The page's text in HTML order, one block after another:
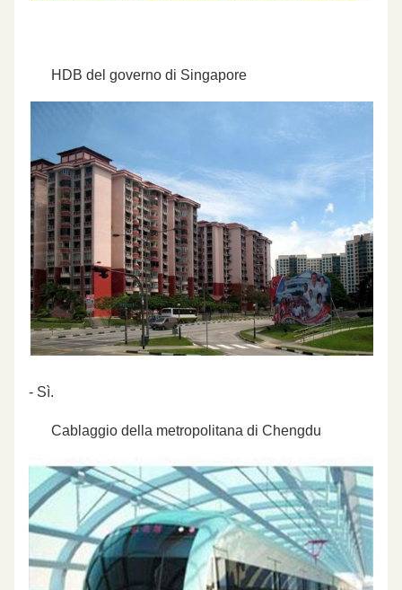
HDB del governo di Singapore
- Sì.
Cablaggio della metropolitana di Chengdu